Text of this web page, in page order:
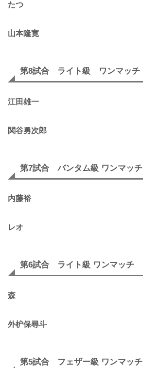
たつ
山本隆寛
第8試合 ライト級 ワンマッチ
江田雄一
関谷勇次郎
第7試合 バンタム級 ワンマッチ
内藤裕
レオ
第6試合 ライト級 ワンマッチ
森
外枦保尋斗
第5試合 フェザー級 ワンマッチ